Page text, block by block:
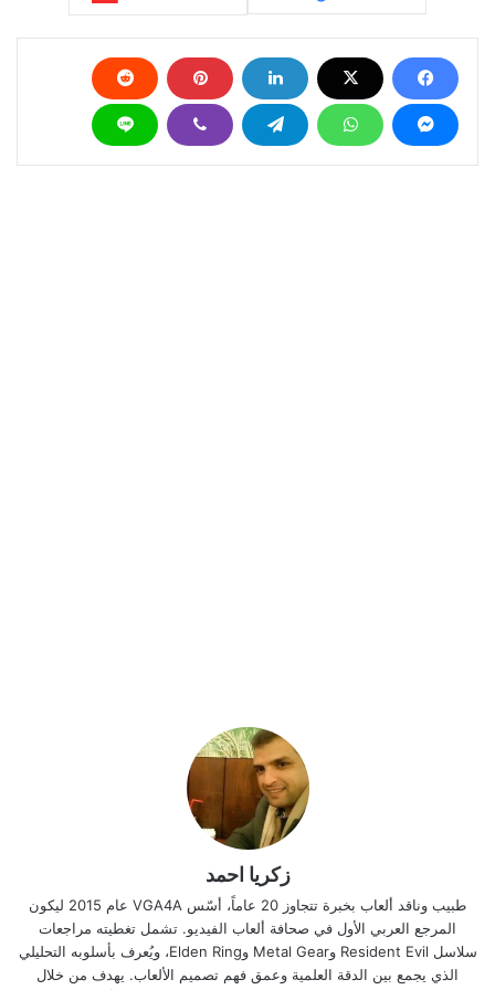
زكريا احمد
طبيب وناقد ألعاب بخبرة تتجاوز 20 عاماً، أسّس VGA4A عام 2015 ليكون
المرجع العربي الأول في صحافة ألعاب الفيديو. تشمل تغطيته مراجعات
سلاسل Resident Evil وMetal Gear وElden Ring، ويُعرف بأسلوبه التحليلي
الذي يجمع بين الدقة العلمية وعمق فهم تصميم الألعاب. يهدف من خلال